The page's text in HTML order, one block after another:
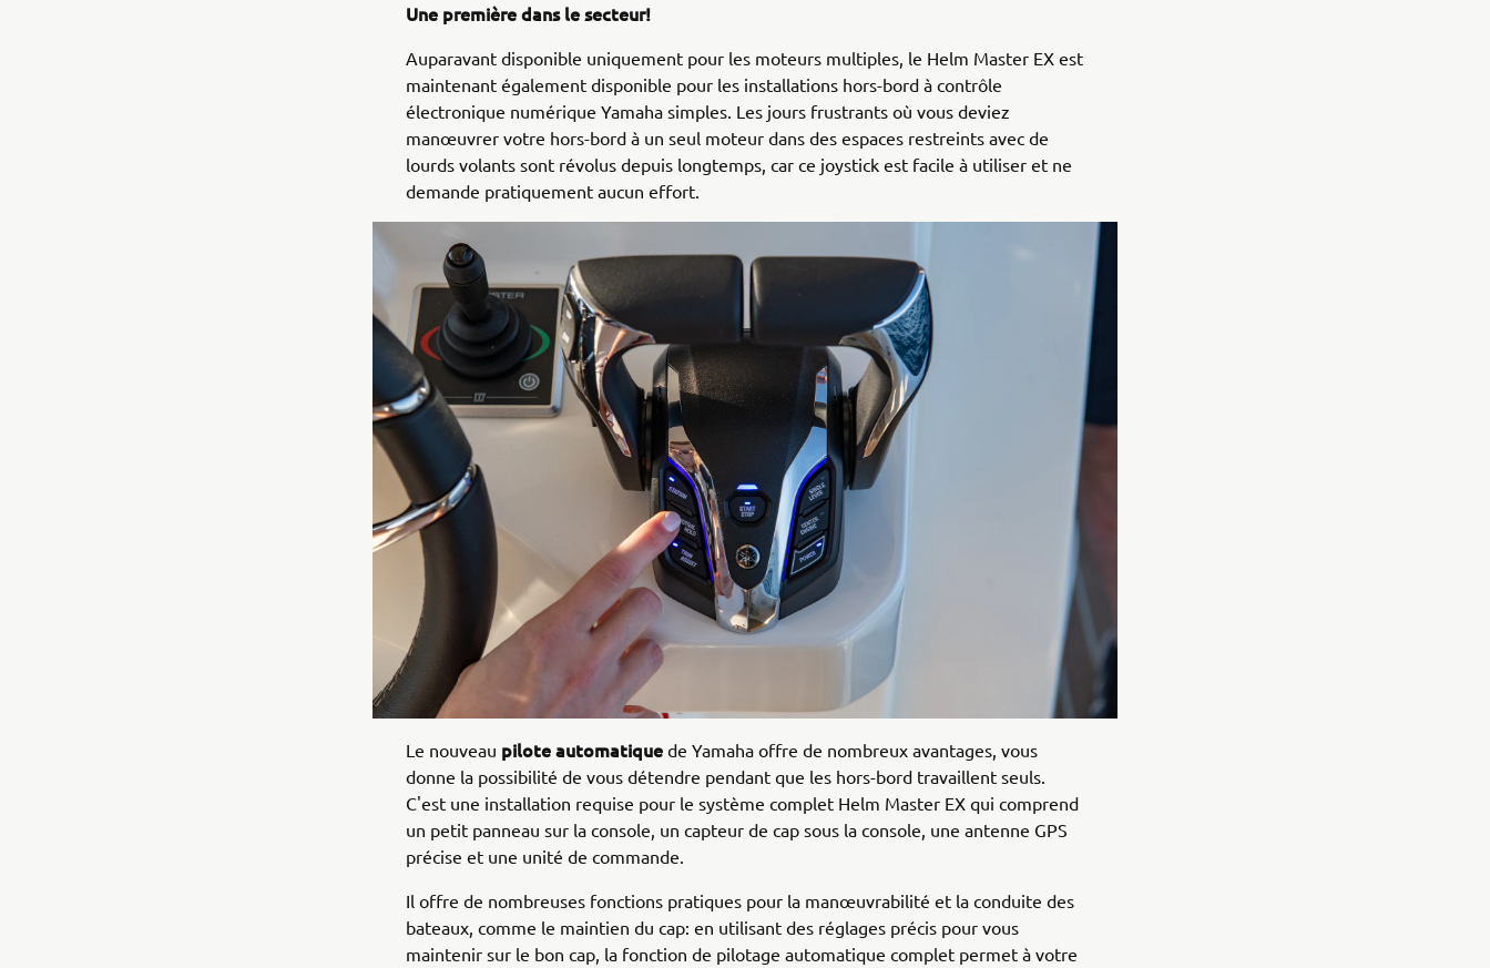
Une première dans le secteur!
Auparavant disponible uniquement pour les moteurs multiples, le Helm Master EX est
maintenant également disponible pour les installations hors-bord à contrôle
électronique numérique Yamaha simples. Les jours frustrants où vous deviez
manœuvrer votre hors-bord à un seul moteur dans des espaces restreints avec de
lourds volants sont révolus depuis longtemps, car ce joystick est facile à utiliser et ne
demande pratiquement aucun effort.
Le nouveau pilote automatique de Yamaha offre de nombreux avantages, vous
donne la possibilité de vous détendre pendant que les hors-bord travaillent seuls.
C'est une installation requise pour le système complet Helm Master EX qui comprend
un petit panneau sur la console, un capteur de cap sous la console, une antenne GPS
précise et une unité de commande.
Il offre de nombreuses fonctions pratiques pour la manœuvrabilité et la conduite des
bateaux, comme le maintien du cap: en utilisant des réglages précis pour vous
maintenir sur le bon cap, la fonction de pilotage automatique complet permet à votre